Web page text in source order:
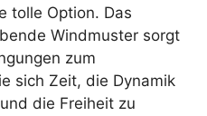
tolle Option. Das
Windmuster sorgt
zum
sich Zeit, die Dynamik
die Freiheit zu